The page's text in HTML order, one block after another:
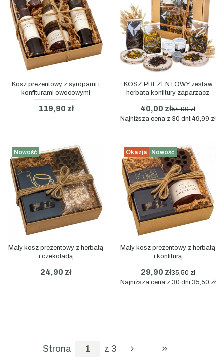
Kosz prezentowy z syropami i
konfiturami owocowymi
119,90 zł
KOSZ PREZENTOWY zestaw
herbata konfitury zaparzacz
40,00 zł54,90 zł
Najniższa cena z 30 dni:49,99 zł
Nowość
Mały kosz prezentowy z herbatą
i czekoladą
24,90 zł
Okazja Nowość
Mały kosz prezentowy z herbatą
i konfiturą
29,90 zł35,50 zł
Najniższa cena z 30 dni:35,50 zł
Strona z 3 PRZEJDŹ DO